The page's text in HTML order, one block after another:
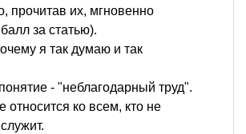
прочитав их, мгновенно
за статью).
я так думаю и так
- "неблагодарный труд".
относится ко всем, кто не